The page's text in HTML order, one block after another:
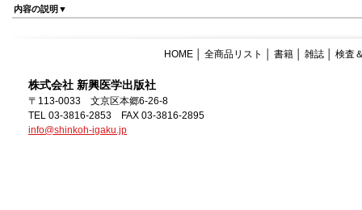
内容の説明▼
HOME 全商品リスト 書籍 雑誌 検査
株式会社 新興医学出版社
〒113-0033 文京区本郷6-26-8
TEL 03-3816-2853 FAX 03-3816-2895
info@shinkoh-igaku.jp